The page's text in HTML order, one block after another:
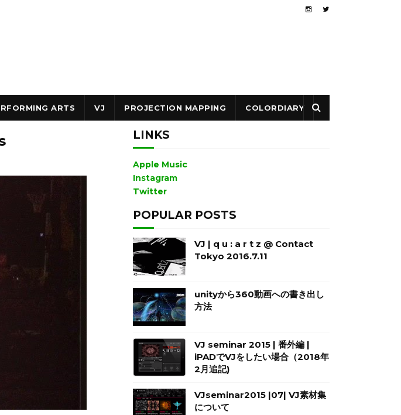
ARTS VJ PROJECTION MAPPING COLORDIARY
LINKS
Apple Music
Instagram
Twitter
POPULAR POSTS
VJ | q u : a r t z @ Contact
Tokyo 2016.7.11
unityから360動画への書き出し
方法
VJ seminar 2015 | 番外編 |
iPADでVJをしたい場合（2018年
2月追記)
VJseminar2015 |07| VJ素材集
について